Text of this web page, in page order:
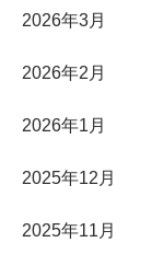
2026年3月
2026年2月
2026年1月
2025年12月
2025年11月